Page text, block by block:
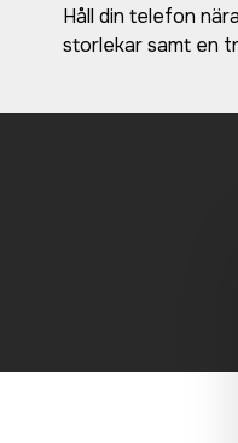
Håll din telefon
storlekar samt en